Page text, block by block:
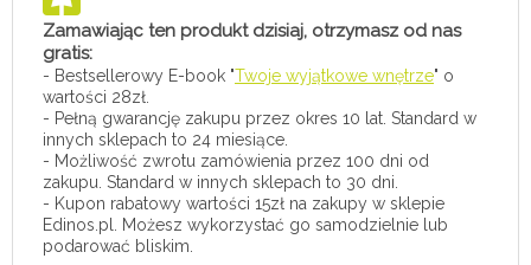
Zamawiając ten produkt dzisiaj, otrzymasz od nas
gratis:
- Bestsellerowy E-book "Twoje wyjątkowe wnętrze" o
wartości 28zł.
- Pełną gwarancję zakupu przez okres 10 lat. Standard w
innych sklepach to 24 miesiące.
- Możliwość zwrotu zamówienia przez 100 dni od
zakupu. Standard w innych sklepach to 30 dni.
- Kupon rabatowy wartości 15zł na zakupy w sklepie
Edinos.pl. Możesz wykorzystać go samodzielnie lub
podarować bliskim.